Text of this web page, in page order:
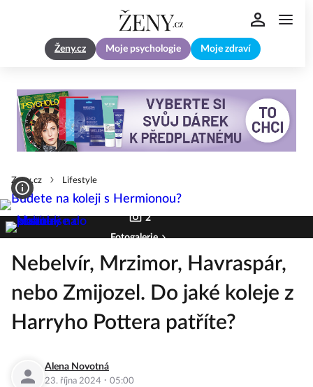
Ženy.cz Moje psychologie Moje zdraví
Zeny.cz Lifestyle
2
Fotogalerie
Nebelvír, Mrzimor, Havraspár,
nebo Zmijozel. Do jaké koleje z
Harryho Pottera patříte?
Alena Novotná
23. října 2024 · 05:00